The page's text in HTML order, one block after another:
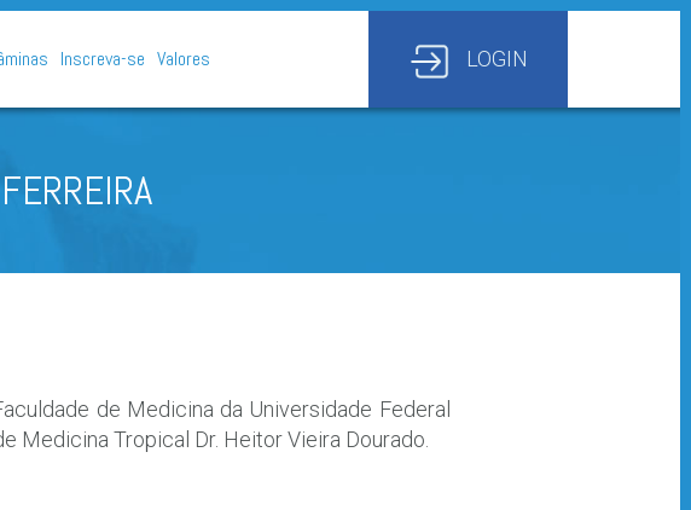
Inscreva-se Valores LOGIN
de Medicina da Universidade Federal
Medicina Tropical Dr. Heitor Vieira Dourado.